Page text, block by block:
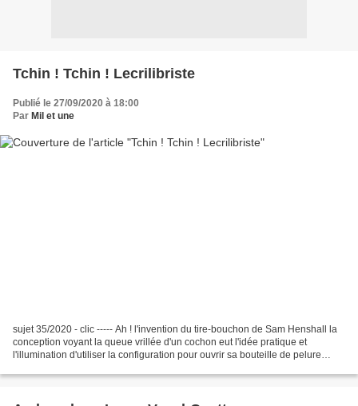
Tchin ! Tchin ! Lecrilibriste
Publié le 27/09/2020 à 18:00
Par Mil et une
sujet 35/2020 - clic ----- Ah ! l'invention du tire-bouchon de Sam Henshall la
conception voyant la queue vrillée d'un cochon eut l'idée pratique et
l'illumination d'utiliser la configuration pour ouvrir sa bouteille de pelure